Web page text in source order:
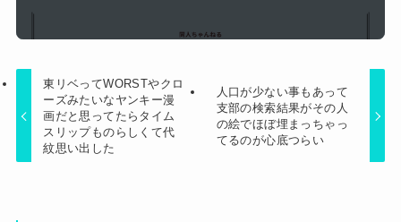
東リベってWORSTやクロ
ーズみたいなヤンキー漫
画だと思ってたらタイム
スリップものらしくて代
紋思い出した
人口が少ない事もあって
支部の検索結果がその人
の絵でほぼ埋まっちゃっ
てるのが心底つらい